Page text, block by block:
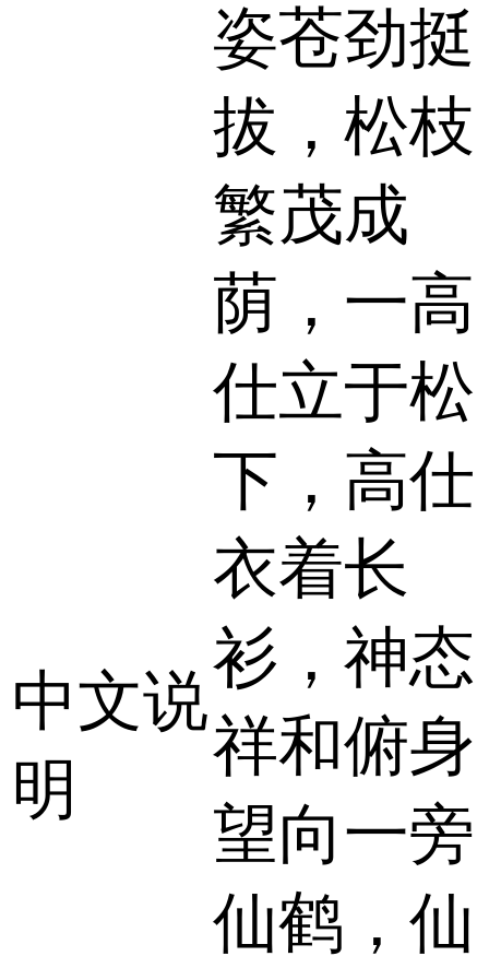
中文说
明
姿苍劲挺
拔，松枝
繁茂成
荫，一高
仕立于松
下，高仕
衣着长
衫，神态
祥和俯身
望向一旁
仙鹤，仙